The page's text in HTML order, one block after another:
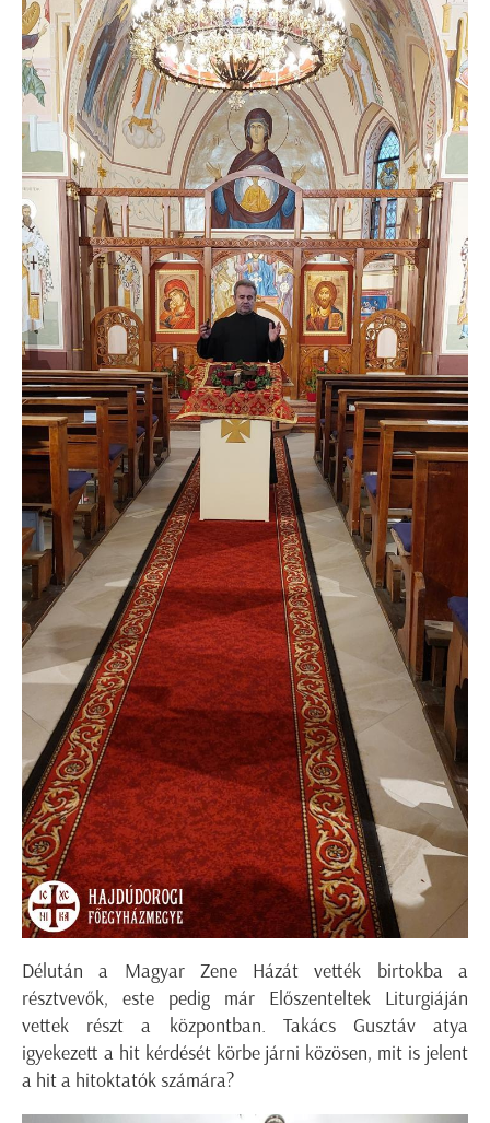
Délután a Magyar Zene Házát vették birtokba a
résztvevők, este pedig már Előszenteltek Liturgiáján
vettek részt a központban. Takács Gusztáv atya
igyekezett a hit kérdését körbe járni közösen, mit is jelent
a hit a hitoktatók számára?